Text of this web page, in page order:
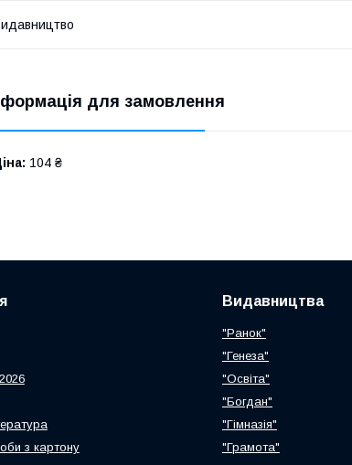
для замовлення
104 ₴
з картону
Видавництва
"Ранок"
"Генеза"
"Освіта"
"Богдан"
"Гімназія"
"Грамота"